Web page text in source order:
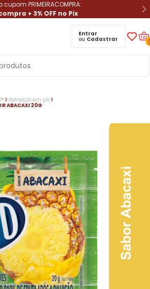
PRIMEIRACOMPRA:
+ 3% OFF no Pix
Entrar
ou Cadastrar
Refrescos em pó
ABACAXI 20G